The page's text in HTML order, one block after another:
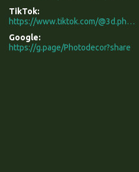
TikTok
https://www.tiktok.com/@3d.photodecor?is_from_webapp=1&sender_device=pc
Google
https://g.page/Photodecor?share